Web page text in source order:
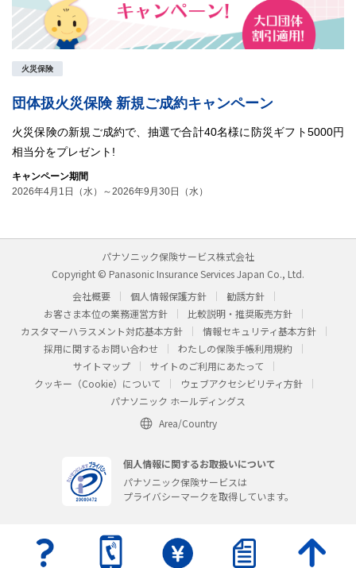
火災保険
団体扱火災保険 新規ご成約キャンペーン
火災保険の新規ご成約で、抽選で合計40名様に防災ギフト5000円
相当分をプレゼント!
キャンペーン期間
2026年4月1日（水）～2026年9月30日（水）
パナソニック保険サービス株式会社
Copyright © Panasonic Insurance Services Japan Co., Ltd.
会社概要
個人情報保護方針
勧誘方針
お客さま本位の業務運営方針
比較説明・推奨販売方針
カスタマーハラスメント対応基本方針
情報セキュリティ基本方針
採用に関するお問い合わせ
わたしの保険手帳利用規約
サイトマップ
サイトのご利用にあたって
クッキー（Cookie）について
ウェブアクセシビリティ方針
パナソニック ホールディングス
Area/Country
個人情報に関するお取扱いについて
パナソニック保険サービスは
プライバシーマークを取得しています。